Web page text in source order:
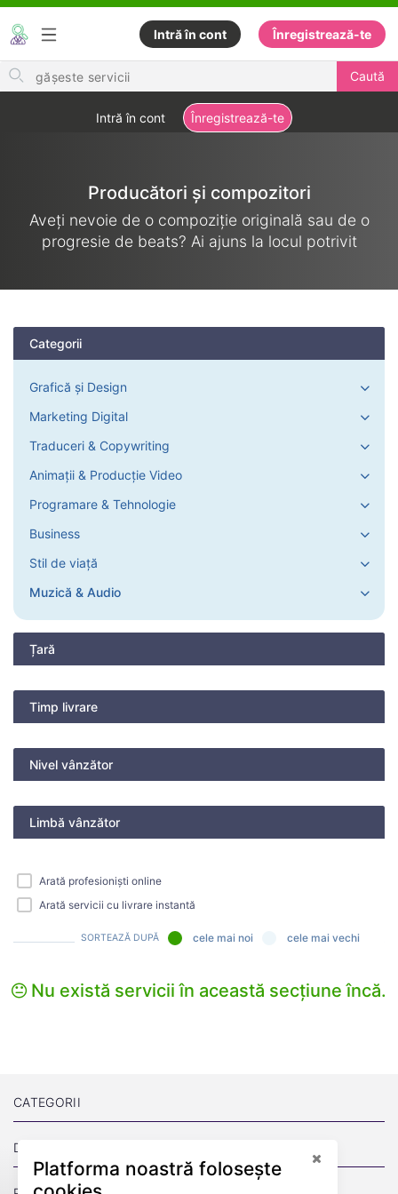
Intră în cont Înregistrează-te
Search
Caută
Intră în cont Înregistrează-te
Producători și compozitori
Aveți nevoie de o compoziție originală sau de o
progresie de beats? Ai ajuns la locul potrivit
Categorii
Grafică și Design
Marketing Digital
Traduceri & Copywriting
Animații & Producție Video
Programare & Tehnologie
Business
Stil de viață
Muzică & Audio
Țară
Timp livrare
Nivel vânzător
Limbă vânzător
Arată profesioniști online
Arată servicii cu livrare instantă
SORTEAZĂ DUPĂ cele mai noi cele mai vechi
Nu există servicii în această secțiune încă.
CATEGORII
DESPRE
Platforma noastră folosește